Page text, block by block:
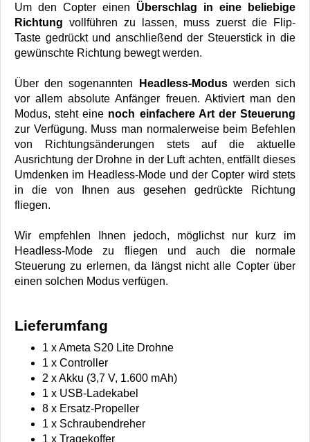
Um den Copter einen Überschlag in eine beliebige
Richtung vollführen zu lassen, muss zuerst die Flip-
Taste gedrückt und anschließend der Steuerstick in die
gewünschte Richtung bewegt werden.
Über den sogenannten Headless-Moduswerden sich
vor allem absolute Anfänger freuen. Aktiviert man den
Modus, steht eine noch einfachere Art der Steuerung
zur Verfügung. Muss man normalerweise beim Befehlen
von Richtungsänderungen stets auf die aktuelle
Ausrichtung der Drohne in der Luft achten, entfällt dieses
Umdenken im Headless-Mode und der Copter wird stets
in die von Ihnen aus gesehen gedrückte Richtung
fliegen.
Wir empfehlen Ihnen jedoch, möglichst nur kurz im
Headless-Mode zu fliegen und auch die normale
Steuerung zu erlernen, da längst nicht alle Copter über
einen solchen Modus verfügen.
Lieferumfang
1 x Ameta S20 Lite Drohne
1 x Controller
2 x Akku (3,7 V, 1.600 mAh)
1 x USB-Ladekabel
8 x Ersatz-Propeller
1 x Schraubendreher
1 x Tragekoffer